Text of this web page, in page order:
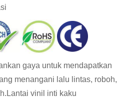
gaya untuk mendapatkan
menangani lalu lintas, roboh,
vinil inti kaku